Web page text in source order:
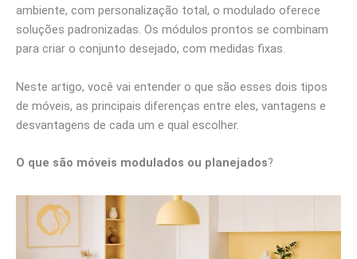
ambiente, com personalização total, o modulado oferece
soluções padronizadas. Os módulos prontos se combinam
para criar o conjunto desejado, com medidas fixas.
Neste artigo, você vai entender o que são esses dois tipos
de móveis, as principais diferenças entre eles, vantagens e
desvantagens de cada um e qual escolher.
O que são móveis modulados ou planejados?